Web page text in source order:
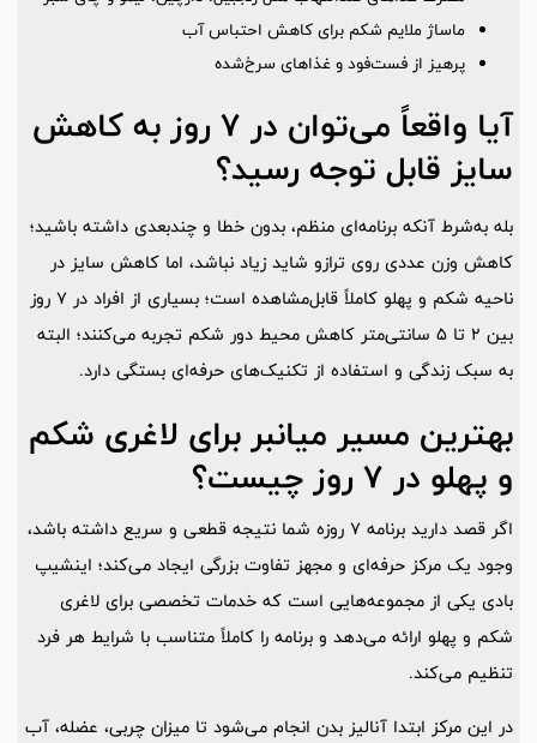
ماساژ ملایم شکم برای کاهش احتباس آب
پرهیز از فست‌فود و غذاهای سرخ‌شده
آیا واقعاً می‌توان در 7 روز به کاهش
سایز قابل ‌توجه رسید؟
بله به‌شرط آنکه برنامه‌ای منظم، بدون خطا و چندبعدی داشته باشید؛
کاهش وزن عددی روی ترازو شاید زیاد نباشد، اما کاهش سایز در
ناحیه شکم و پهلو کاملاً قابل‌مشاهده است؛ بسیاری از افراد در 7 روز
بین 2 تا 5 سانتی‌متر کاهش محیط دور شکم تجربه می‌کنند؛ البته
به سبک زندگی و استفاده از تکنیک‌های حرفه‌ای بستگی دارد.
بهترین مسیر میانبر برای لاغری شکم
و پهلو در 7 روز چیست؟
اگر قصد دارید برنامه 7 روزه شما نتیجه قطعی و سریع داشته باشد،
وجود یک مرکز حرفه‌ای و مجهز تفاوت بزرگی ایجاد می‌کند؛ اینشیپ
بادی یکی از مجموعه‌هایی است که خدمات تخصصی برای لاغری
شکم و پهلو ارائه می‌دهد و برنامه را کاملاً متناسب با شرایط هر فرد
تنظیم می‌کند.
در این مرکز ابتدا آنالیز بدن انجام می‌شود تا میزان چربی، عضله، آب